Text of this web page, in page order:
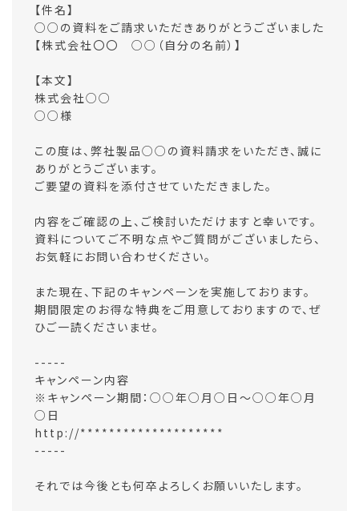
【件名】
○○の資料をご請求いただきありがとうございました
【株式会社〇〇 ○○（自分の名前）】
【本文】
株式会社○○
○○様
この度は、弊社製品○○の資料請求をいただき、誠に
ありがとうございます。
ご要望の資料を添付させていただきました。
内容をご確認の上、ご検討いただけますと幸いです。
資料についてご不明な点やご質問がございましたら、
お気軽にお問い合わせください。
また現在、下記のキャンペーンを実施しております。
期間限定のお得な特典をご用意しておりますので、ぜ
ひご一読くださいませ。
-----
キャンペーン内容
※キャンペーン期間：○○年○月○日～○○年○月
○日
http://********************
-----
それでは今後とも何卒よろしくお願いいたします。